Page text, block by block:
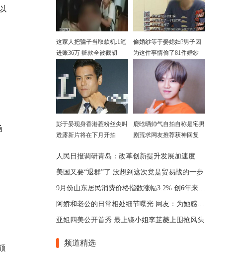
这家人把骗子当取款机:1笔
进账36万 赃款全被截胡
偷婚纱等于娶媳妇?男子因
为这件事情偷了81件婚纱
彭于晏现身香港惹粉丝尖叫
透露新片将在下月开拍
鹿晗晒帅气自拍自称是宅男
剧荒求网友推荐获神回复
人民日报调研青岛：改革创新提升发展加速度
美国又要“退群”了 没想到这次竟是贸易战的一步
9月份山东居民消费价格指数涨幅3.2% 创6年来新高
阿娇和老公的日常相处细节曝光 网友：为她感到担心
亚姐四美公开首秀 最上镜小姐李芷菱上围抢风头
频道精选